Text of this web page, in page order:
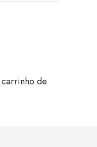
de